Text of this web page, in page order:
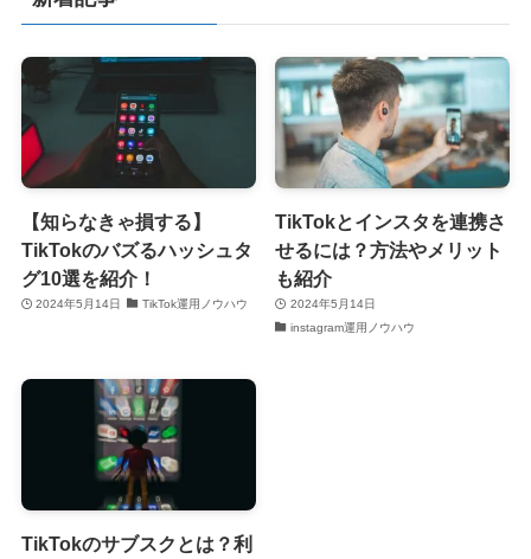
【知らなきゃ損する】
TikTokのバズるハッシュタ
グ10選を紹介！
2024年5月14日 TikTok運用ノウハウ
TikTokとインスタを連携さ
せるには？方法やメリット
も紹介
2024年5月14日
instagram運用ノウハウ
TikTokのサブスクとは？利